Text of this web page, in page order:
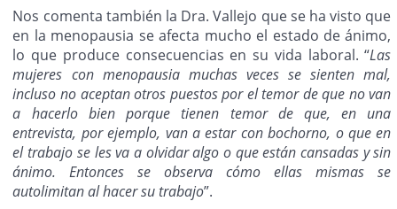
Nos comenta también la Dra. Vallejo que se ha visto que
en la menopausia se afecta mucho el estado de ánimo,
lo que produce consecuencias en su vida laboral. “Las
mujeres con menopausia muchas veces se sienten mal,
incluso no aceptan otros puestos por el temor de que no van
a hacerlo bien porque tienen temor de que, en una
entrevista, por ejemplo, van a estar con bochorno, o que en
el trabajo se les va a olvidar algo o que están cansadas y sin
ánimo. Entonces se observa cómo ellas mismas se
autolimitan al hacer su trabajo”.